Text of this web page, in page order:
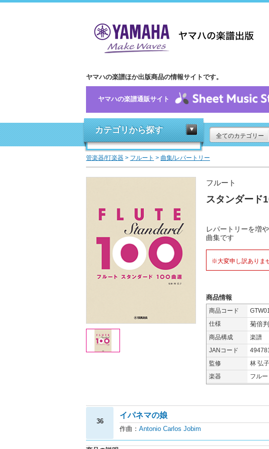
ヤマハの楽譜ほか出版商品の情報サイトです。
ヤマハの楽譜通販サイト
カテゴリから探す
全てのカテゴリー
管楽器/打楽器 > フルート > 曲集/レパートリー
フルート
スタンダード
レパートリーを増
曲集です
※大変申し訳ありま
商品情報
商品コード
仕様
菊倍
商品構成
楽譜
JANコード
監修
林 弘子
楽器
フルー
36
イパネマの娘
作曲： Antonio Carlos Jobim